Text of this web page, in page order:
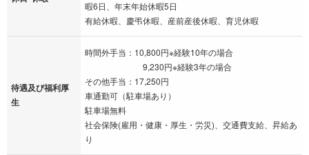
暇6日、年末年始休暇5日
有給休暇、慶弔休暇、産前産後休暇、育児休暇
待遇及び福利厚
生
時間外手当：10,800円※経験10年の場合
9,230円※経験3年の場合
その他手当：17,250円
車通勤可（駐車場あり）
駐車場無料
社会保険(雇用・健康・厚生・労災)、交通費支給、昇給あ
り